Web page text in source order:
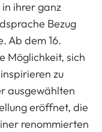
ihrer ganz
Bezug
Ab dem 16.
Möglichkeit, sich
zu
ausgewählten
eröffnet, die
renommierten